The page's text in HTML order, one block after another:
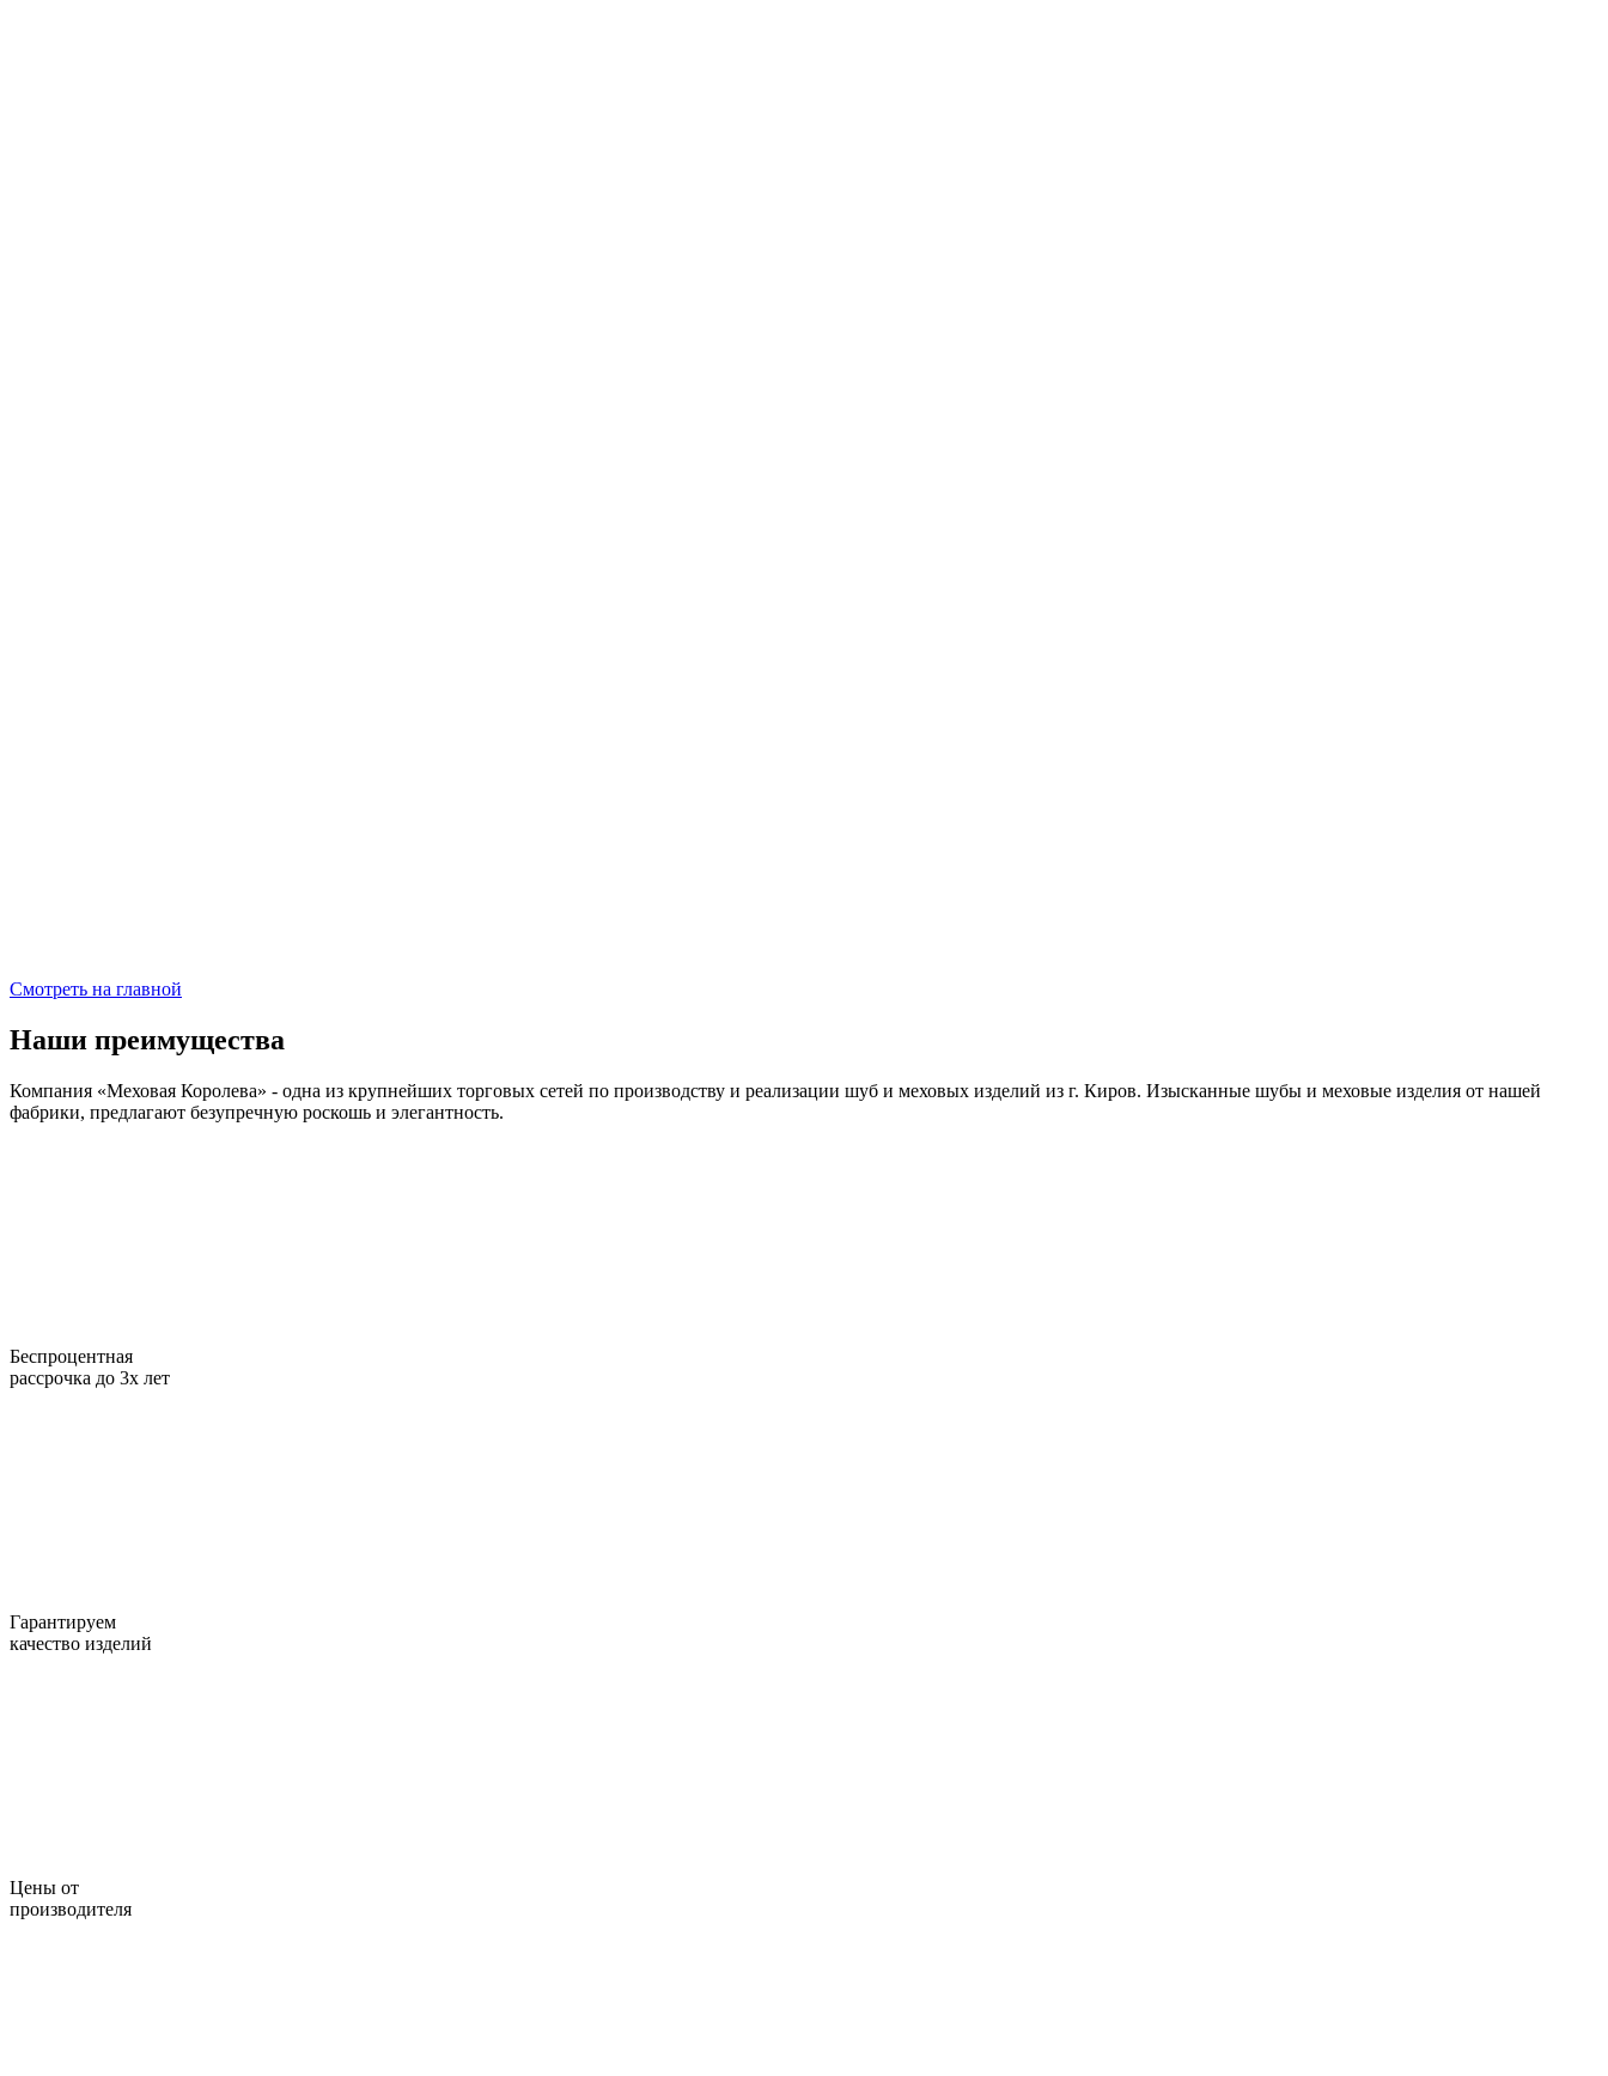
Смотреть на главной
Наши преимущества
Компания «Меховая Королева» - одна из крупнейших торговых сетей по производству и реализации шуб и меховых изделий из г. Киров. Изысканные шубы и меховые изделия от нашей
фабрики, предлагают безупречную роскошь и элегантность.
Беспроцентная
рассрочка до 3х лет
Гарантируем
качество изделий
Цены от
производителя